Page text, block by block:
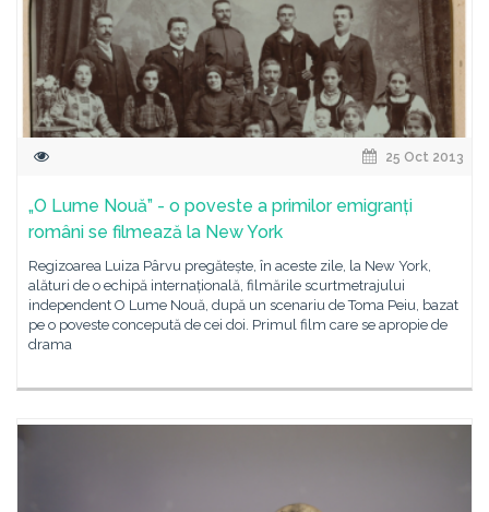
25 Oct 2013
„O Lume Nouă” - o poveste a primilor emigranți
români se filmează la New York
Regizoarea Luiza Pârvu pregătește, în aceste zile, la New York,
alături de o echipă internațională, filmările scurtmetrajului
independent O Lume Nouă, după un scenariu de Toma Peiu, bazat
pe o poveste concepută de cei doi. Primul film care se apropie de
drama